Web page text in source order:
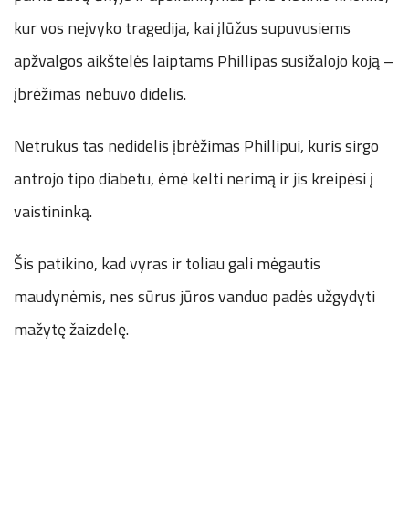
kur vos neįvyko tragedija, kai įlūžus supuvusiems
apžvalgos aikštelės laiptams Phillipas susižalojo koją –
įbrėžimas nebuvo didelis.
Netrukus tas nedidelis įbrėžimas Phillipui, kuris sirgo
antrojo tipo diabetu, ėmė kelti nerimą ir jis kreipėsi į
vaistininką.
Šis patikino, kad vyras ir toliau gali mėgautis
maudynėmis, nes sūrus jūros vanduo padės užgydyti
mažytę žaizdelę.